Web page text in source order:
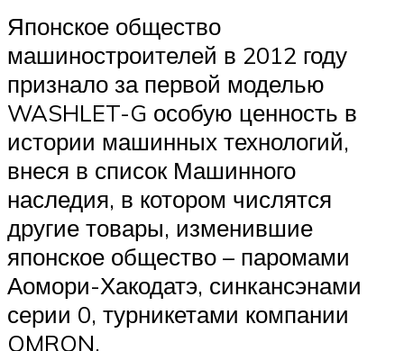
Японское общество
машиностроителей в 2012 году
признало за первой моделью
WASHLET-G особую ценность в
истории машинных технологий,
внеся в список Машинного
наследия, в котором числятся
другие товары, изменившие
японское общество – паромами
Аомори-Хакодатэ, синкансэнами
серии 0, турникетами компании
OMRON.